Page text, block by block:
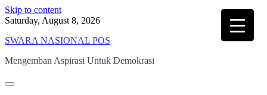
Skip to content
Saturday, August 8, 2026
SWARA NASIONAL POS
Mengemban Aspirasi Untuk Demokrasi